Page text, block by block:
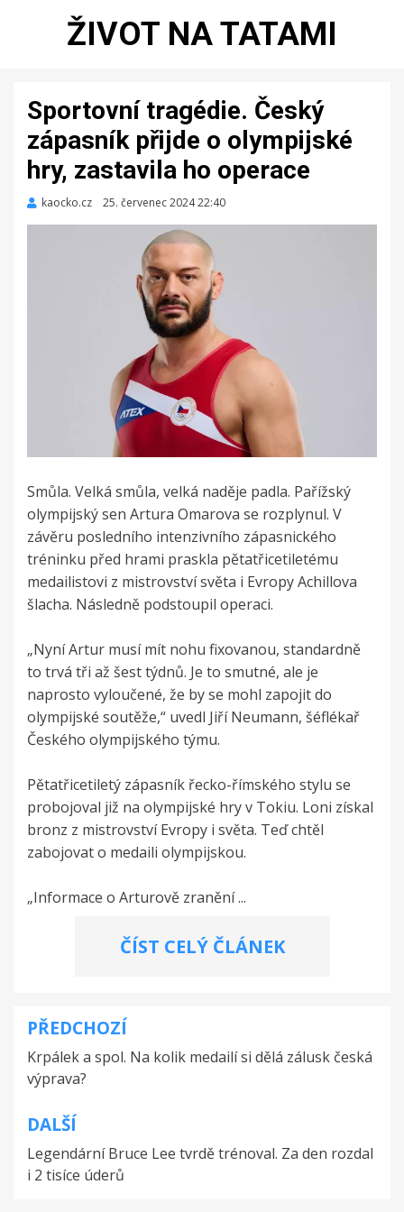
ŽIVOT NA TATAMI
Sportovní tragédie. Český
zápasník přijde o olympijské
hry, zastavila ho operace
kaocko.cz
Zveřejněno
25. červenec 2024 22:40
Smůla. Velká smůla, velká naděje padla. Pařížský
olympijský sen Artura Omarova se rozplynul. V
závěru posledního intenzivního zápasnického
tréninku před hrami praskla pětatřicetiletému
medailistovi z mistrovství světa i Evropy Achillova
šlacha. Následně podstoupil operaci.
„Nyní Artur musí mít nohu fixovanou, standardně
to trvá tři až šest týdnů. Je to smutné, ale je
naprosto vyloučené, že by se mohl zapojit do
olympijské soutěže,“ uvedl Jiří Neumann, šéflékař
Českého olympijského týmu.
Pětatřicetiletý zápasník řecko-římského stylu se
probojoval již na olympijské hry v Tokiu. Loni získal
bronz z mistrovství Evropy i světa. Teď chtěl
zabojovat o medaili olympijskou.
„Informace o Arturově zranění ...
ČÍST CELÝ ČLÁNEK
Navigace
pro
příspěvek
PŘEDCHOZÍ
Krpálek a spol. Na kolik medailí si dělá zálusk česká
výprava?
DALŠÍ
Legendární Bruce Lee tvrdě trénoval. Za den rozdal
i 2 tisíce úderů